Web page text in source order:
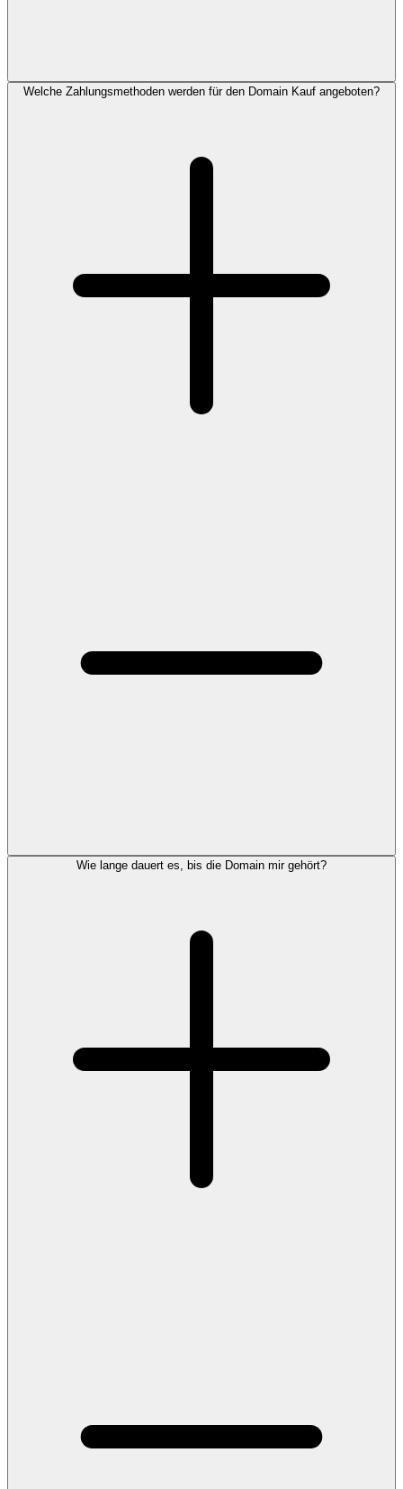
Welche Zahlungsmethoden werden für den Domain Kauf angeboten?
Wie lange dauert es, bis die Domain mir gehört?